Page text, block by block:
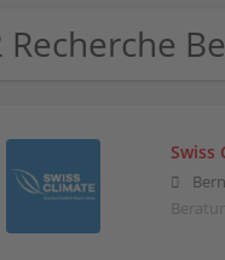
Recherche
Swiss
Bern